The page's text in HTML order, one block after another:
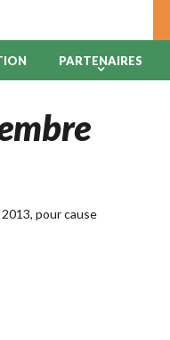
PARTENAIRES
pour cause